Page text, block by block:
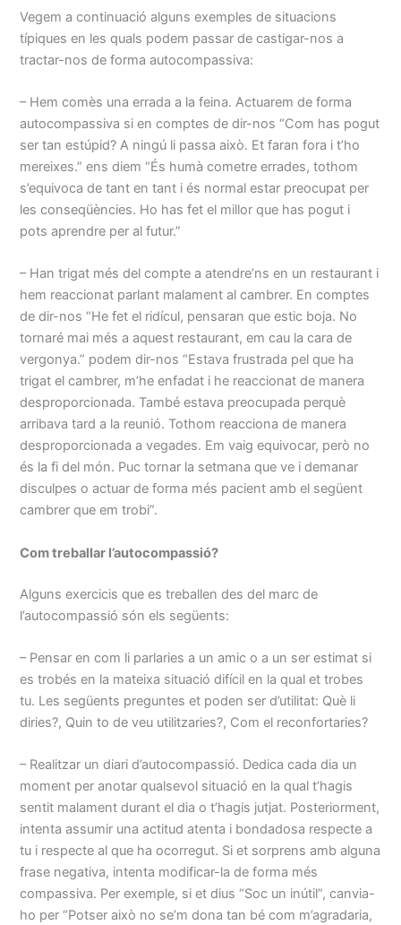
Vegem a continuació alguns exemples de situacions
típiques en les quals podem passar de castigar-nos a
tractar-nos de forma autocompassiva:
– Hem comès una errada a la feina. Actuarem de forma
autocompassiva si en comptes de dir-nos “Com has pogut
ser tan estúpid? A ningú li passa això. Et faran fora i t’ho
mereixes.” ens diem “És humà cometre errades, tothom
s’equivoca de tant en tant i és normal estar preocupat per
les conseqüències. Ho has fet el millor que has pogut i
pots aprendre per al futur.”
– Han trigat més del compte a atendre’ns en un restaurant i
hem reaccionat parlant malament al cambrer. En comptes
de dir-nos “He fet el ridícul, pensaran que estic boja. No
tornaré mai més a aquest restaurant, em cau la cara de
vergonya.” podem dir-nos “Estava frustrada pel que ha
trigat el cambrer, m’he enfadat i he reaccionat de manera
desproporcionada. També estava preocupada perquè
arribava tard a la reunió. Tothom reacciona de manera
desproporcionada a vegades. Em vaig equivocar, però no
és la fi del món. Puc tornar la setmana que ve i demanar
disculpes o actuar de forma més pacient amb el següent
cambrer que em trobi”.
Com treballar l’autocompassió?
Alguns exercicis que es treballen des del marc de
l’autocompassió són els següents:
– Pensar en com li parlaries a un amic o a un ser estimat si
es trobés en la mateixa situació difícil en la qual et trobes
tu. Les següents preguntes et poden ser d’utilitat: Què li
diries?, Quin to de veu utilitzaries?, Com el reconfortaries?
– Realitzar un diari d’autocompassió. Dedica cada dia un
moment per anotar qualsevol situació en la qual t’hagis
sentit malament durant el dia o t’hagis jutjat. Posteriorment,
intenta assumir una actitud atenta i bondadosa respecte a
tu i respecte al que ha ocorregut. Si et sorprens amb alguna
frase negativa, intenta modificar-la de forma més
compassiva. Per exemple, si et dius “Soc un inútil”, canvia-
ho per “Potser això no se’m dona tan bé com m’agradaria,